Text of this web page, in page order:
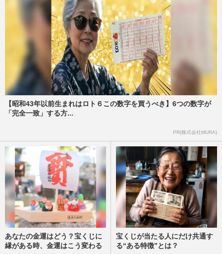
【昭和43年以前生まれはロト６この数字を買うべき】6つの数字が
「完全一致」する方...
PR(株式会社MURA)
あなたの金運はどう？宝くじに
縁がある時、金運はこう変わる
宝くじが当たる人にだけ共通す
る“ある特徴”とは？